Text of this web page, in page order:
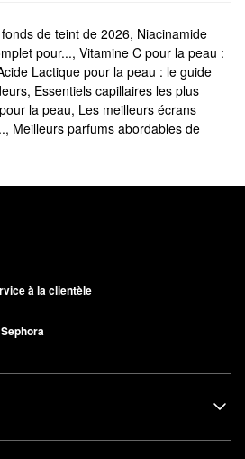
de teint de 2026, Niacinamide
pour..., Vitamine C pour la peau :
Lactique pour la peau : le guide
, Essentiels capillaires les plus
la peau, Les meilleurs écrans
, Meilleurs parfums abordables de
à la clientèle